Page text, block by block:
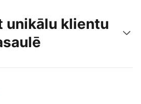
unikālu klientu
jau šodien